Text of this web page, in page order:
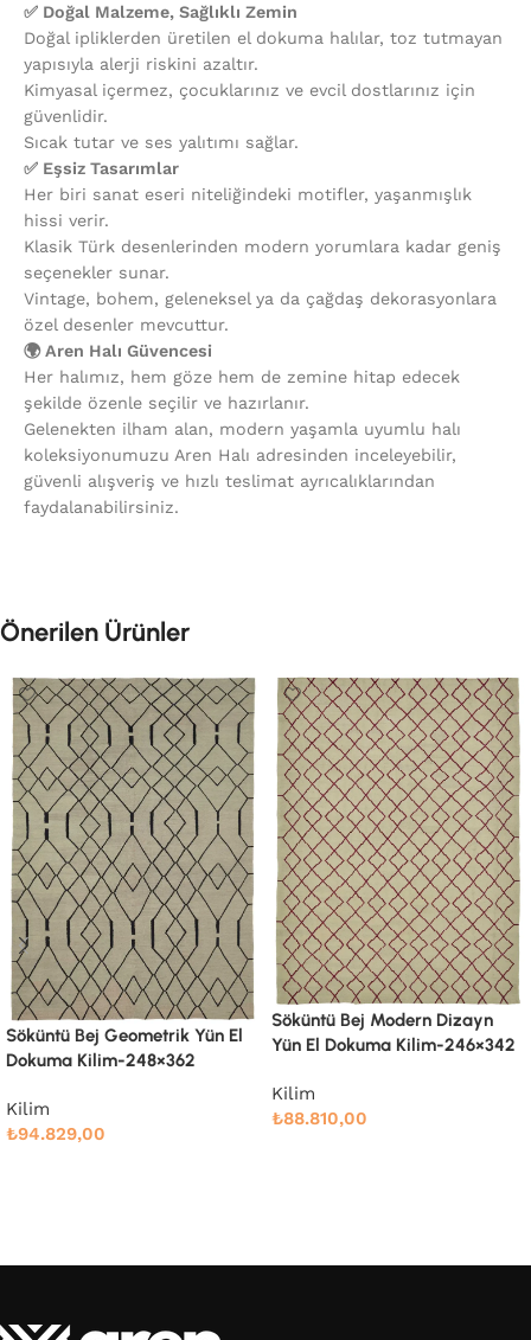
✅ Doğal Malzeme, Sağlıklı Zemin
Doğal ipliklerden üretilen el dokuma halılar, toz tutmayan
yapısıyla alerji riskini azaltır.
Kimyasal içermez, çocuklarınız ve evcil dostlarınız için
güvenlidir.
Sıcak tutar ve ses yalıtımı sağlar.
✅ Eşsiz Tasarımlar
Her biri sanat eseri niteliğindeki motifler, yaşanmışlık
hissi verir.
Klasik Türk desenlerinden modern yorumlara kadar geniş
seçenekler sunar.
Vintage, bohem, geleneksel ya da çağdaş dekorasyonlara
özel desenler mevcuttur.
🌍 Aren Halı Güvencesi
Her halımız, hem göze hem de zemine hitap edecek
şekilde özenle seçilir ve hazırlanır.
Gelenekten ilham alan, modern yaşamla uyumlu halı
koleksiyonumuzu Aren Halı adresinden inceleyebilir,
güvenli alışveriş ve hızlı teslimat ayrıcalıklarından
faydalanabilirsiniz.
Önerilen Ürünler
Söküntü Bej Modern Dizayn
Yün El Dokuma Kilim-246×342
₺88.810,00
Söküntü Bej Modern Dizayn
Yün El Dokuma Kilim-258×337
Kilim
₺ 91.766,00